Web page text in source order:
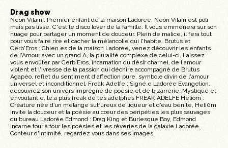
Drag show
Néon Vilain : Premier enfant de la maison Ladorée, Néon Vilain est poli
mais pas lisse. C'est le disco lover de la famille. Il vous emmènera sur son
nuage pour partager un moment de douceur. Plein de malice, il fera tout
pour vous faire rire et cacher la mélancolie qui l'habite. Brutus et
Cerb'Eros : Chien.es de la maison Ladorée, venez découvrir les enfants
de l'Amour avec un grand A, la pluralité complexe de celui-ci. Laissez
vous envoûter par Cerb'Eros, incarnation du désir charnel, de l'amour
violent et l'ivresse de la passion qui déchire accompagné de Brutus
Agapéo, reflet du sentiment d'affection pure, symbole divin de l'amour
universel et inconditionnel. Freak Adelfe : Signé.e Ladorée Evangelion,
découvrez son univers imprégné de poésie et de bizarrerie. Mystique et
envoûtant·e, le.a plus freak de tes adelphes FREAK ADELFE Heliom :
Créature née d’un mélange sulfureux de liqueur et d’eau bénite, Heli0m
invite la douceur et la poésie au cœur des péripéties les plus sauvages
du bureau Ladorée Edmond : Drag King et Burlesque Boy, Edmond
incarne tour à tour les poésies et les rêveries de la galaxie Ladorée.
Conteur d'intimité, regardez vous dans ses images.